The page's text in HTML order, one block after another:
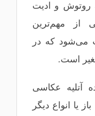
روتوش و ادیت
از مهم‌ترین
که در
است.
آتلیه عکاسی
یا انواع دیگر